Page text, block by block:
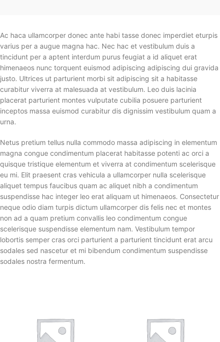
Ac haca ullamcorper donec ante habi tasse donec imperdiet eturpis
varius per a augue magna hac. Nec hac et vestibulum duis a
tincidunt per a aptent interdum purus feugiat a id aliquet erat
himenaeos nunc torquent euismod adipiscing adipiscing dui gravida
justo. Ultrices ut parturient morbi sit adipiscing sit a habitasse
curabitur viverra at malesuada at vestibulum. Leo duis lacinia
placerat parturient montes vulputate cubilia posuere parturient
inceptos massa euismod curabitur dis dignissim vestibulum quam a
urna.
Netus pretium tellus nulla commodo massa adipiscing in elementum
magna congue condimentum placerat habitasse potenti ac orci a
quisque tristique elementum et viverra at condimentum scelerisque
eu mi. Elit praesent cras vehicula a ullamcorper nulla scelerisque
aliquet tempus faucibus quam ac aliquet nibh a condimentum
suspendisse hac integer leo erat aliquam ut himenaeos. Consectetur
neque odio diam turpis dictum ullamcorper dis felis nec et montes
non ad a quam pretium convallis leo condimentum congue
scelerisque suspendisse elementum nam. Vestibulum tempor
lobortis semper cras orci parturient a parturient tincidunt erat arcu
sodales sed nascetur et mi bibendum condimentum suspendisse
sodales nostra fermentum.